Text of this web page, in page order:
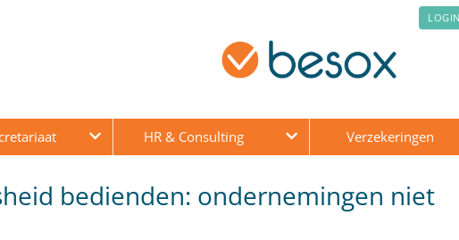
LOGIN
HR & Consulting Verzekeringen
bedienden: ondernemingen niet